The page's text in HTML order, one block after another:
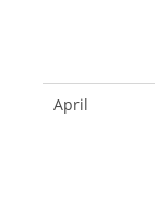
April